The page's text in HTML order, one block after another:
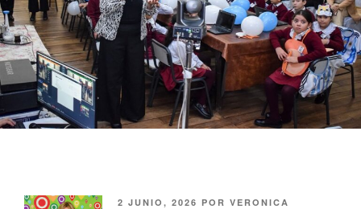
2 JUNIO, 2026 PORVERONICA